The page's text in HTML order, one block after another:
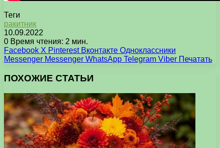
Теги
ракитник
10.09.2022
0 Время чтения: 2 мин.
Facebook X Pinterest Вконтакте Одноклассники
Messenger Messenger WhatsApp Telegram Viber Печатать
ПОХОЖИЕ СТАТЬИ